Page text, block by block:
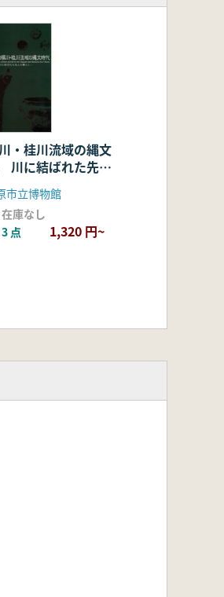
・桂川流域の縄文
川に結ばれた先人
し
市立博物館
在庫なし
3 点 1,320 円~